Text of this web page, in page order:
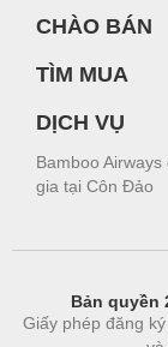
CHÀO BÁN
TÌM MUA
DỊCH VỤ
Bamboo
gia tại Côn Đảo
Bản quyền
Giấy phép đăng